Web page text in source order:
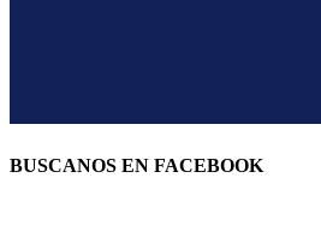
BUSCANOS EN FACEBOOK